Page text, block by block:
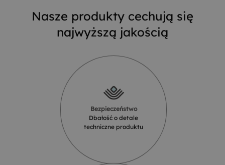
Nasze produkty cechują się
najwyższą jakością
Bezpieczeństwo
Dbałość o detale
techniczne produktu